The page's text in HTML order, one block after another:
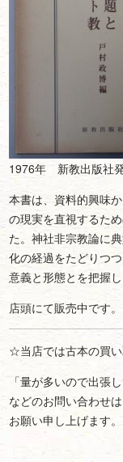
1976年 新教出版社
本書は、資料的興味
の現実を直視するた
た。神社非宗教論に
化の経過をたどりつ
意義と形態とを把握
店頭にて販売中です
☆当店では古本の買い
「量が多いので出張
などのお問い合わせ
お願い申し上げます。